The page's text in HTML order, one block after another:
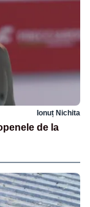
Ionuț Nichita
de la